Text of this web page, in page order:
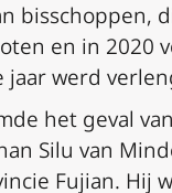
bisschoppen,
en in 2020
jaar werd
het geval
Silu van
Fujian. Hij